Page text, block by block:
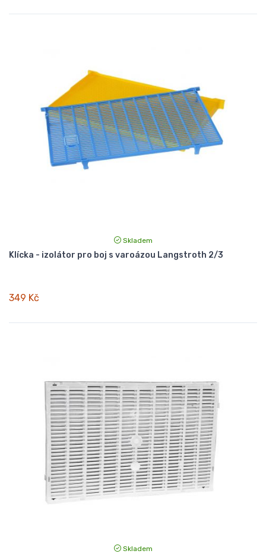
Skladem
Klícka - izolátor pro boj s varoázou Langstroth 2/3
349 Kč
Skladem